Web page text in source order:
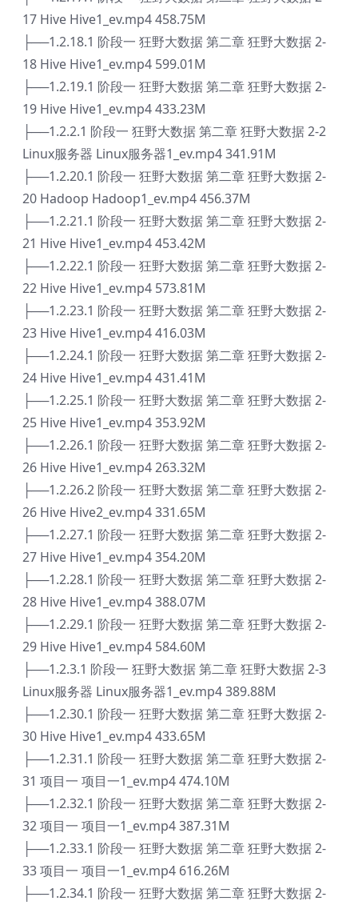
17 Hive Hive1_ev.mp4 458.75M
├──1.2.18.1 阶段一 狂野大数据 第二章 狂野大数据 2-
18 Hive Hive1_ev.mp4 599.01M
├──1.2.19.1 阶段一 狂野大数据 第二章 狂野大数据 2-
19 Hive Hive1_ev.mp4 433.23M
├──1.2.2.1 阶段一 狂野大数据 第二章 狂野大数据 2-2
Linux服务器 Linux服务器1_ev.mp4 341.91M
├──1.2.20.1 阶段一 狂野大数据 第二章 狂野大数据 2-
20 Hadoop Hadoop1_ev.mp4 456.37M
├──1.2.21.1 阶段一 狂野大数据 第二章 狂野大数据 2-
21 Hive Hive1_ev.mp4 453.42M
├──1.2.22.1 阶段一 狂野大数据 第二章 狂野大数据 2-
22 Hive Hive1_ev.mp4 573.81M
├──1.2.23.1 阶段一 狂野大数据 第二章 狂野大数据 2-
23 Hive Hive1_ev.mp4 416.03M
├──1.2.24.1 阶段一 狂野大数据 第二章 狂野大数据 2-
24 Hive Hive1_ev.mp4 431.41M
├──1.2.25.1 阶段一 狂野大数据 第二章 狂野大数据 2-
25 Hive Hive1_ev.mp4 353.92M
├──1.2.26.1 阶段一 狂野大数据 第二章 狂野大数据 2-
26 Hive Hive1_ev.mp4 263.32M
├──1.2.26.2 阶段一 狂野大数据 第二章 狂野大数据 2-
26 Hive Hive2_ev.mp4 331.65M
├──1.2.27.1 阶段一 狂野大数据 第二章 狂野大数据 2-
27 Hive Hive1_ev.mp4 354.20M
├──1.2.28.1 阶段一 狂野大数据 第二章 狂野大数据 2-
28 Hive Hive1_ev.mp4 388.07M
├──1.2.29.1 阶段一 狂野大数据 第二章 狂野大数据 2-
29 Hive Hive1_ev.mp4 584.60M
├──1.2.3.1 阶段一 狂野大数据 第二章 狂野大数据 2-3
Linux服务器 Linux服务器1_ev.mp4 389.88M
├──1.2.30.1 阶段一 狂野大数据 第二章 狂野大数据 2-
30 Hive Hive1_ev.mp4 433.65M
├──1.2.31.1 阶段一 狂野大数据 第二章 狂野大数据 2-
31 项目一 项目一1_ev.mp4 474.10M
├──1.2.32.1 阶段一 狂野大数据 第二章 狂野大数据 2-
32 项目一 项目一1_ev.mp4 387.31M
├──1.2.33.1 阶段一 狂野大数据 第二章 狂野大数据 2-
33 项目一 项目一1_ev.mp4 616.26M
├──1.2.34.1 阶段一 狂野大数据 第二章 狂野大数据 2-